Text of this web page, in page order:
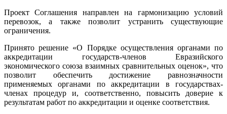
Проект Соглашения направлен на гармонизацию условий
перевозок, а также позволит устранить существующие
ограничения.
Принято решение «О Порядке осуществления органами по
аккредитации государств-членов Евразийского
экономического союза взаимных сравнительных оценок», что
позволит обеспечить достижение равнозначности
применяемых органами по аккредитации в государствах-
членах процедур и, соответственно, повысить доверие к
результатам работ по аккредитации и оценке соответствия.